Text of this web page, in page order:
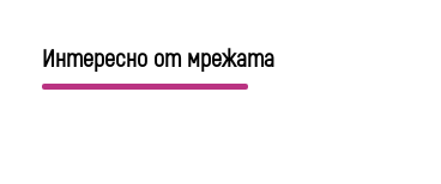
Интересно от мрежата